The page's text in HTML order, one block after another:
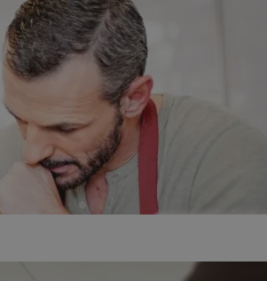
Et pour cause, vos rentrées de